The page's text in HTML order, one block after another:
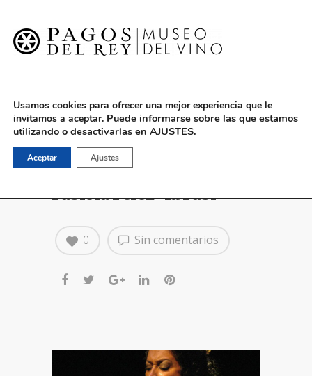
English
30 de septiembre:
Esmeralda Rancapino y
Fabiola Pérez “la Fabi”
Sin comentarios
0
Usamos cookies para ofrecer una mejor experiencia que le
invitamos a aceptar. Puede informarse sobre las que estamos
utilizando o desactivarlas en AJUSTES.
Aceptar Ajustes